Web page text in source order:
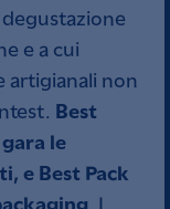
e a cui
artigianali non
Best
le
e Best Pack
. I